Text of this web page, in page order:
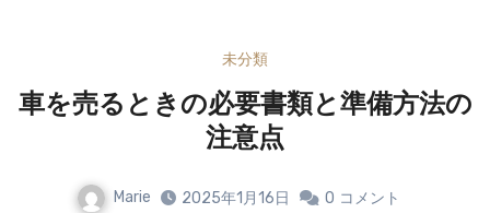
未分類
車を売るときの必要書類と準備方法の
注意点
Marie 2025年1月16日 0 コメント